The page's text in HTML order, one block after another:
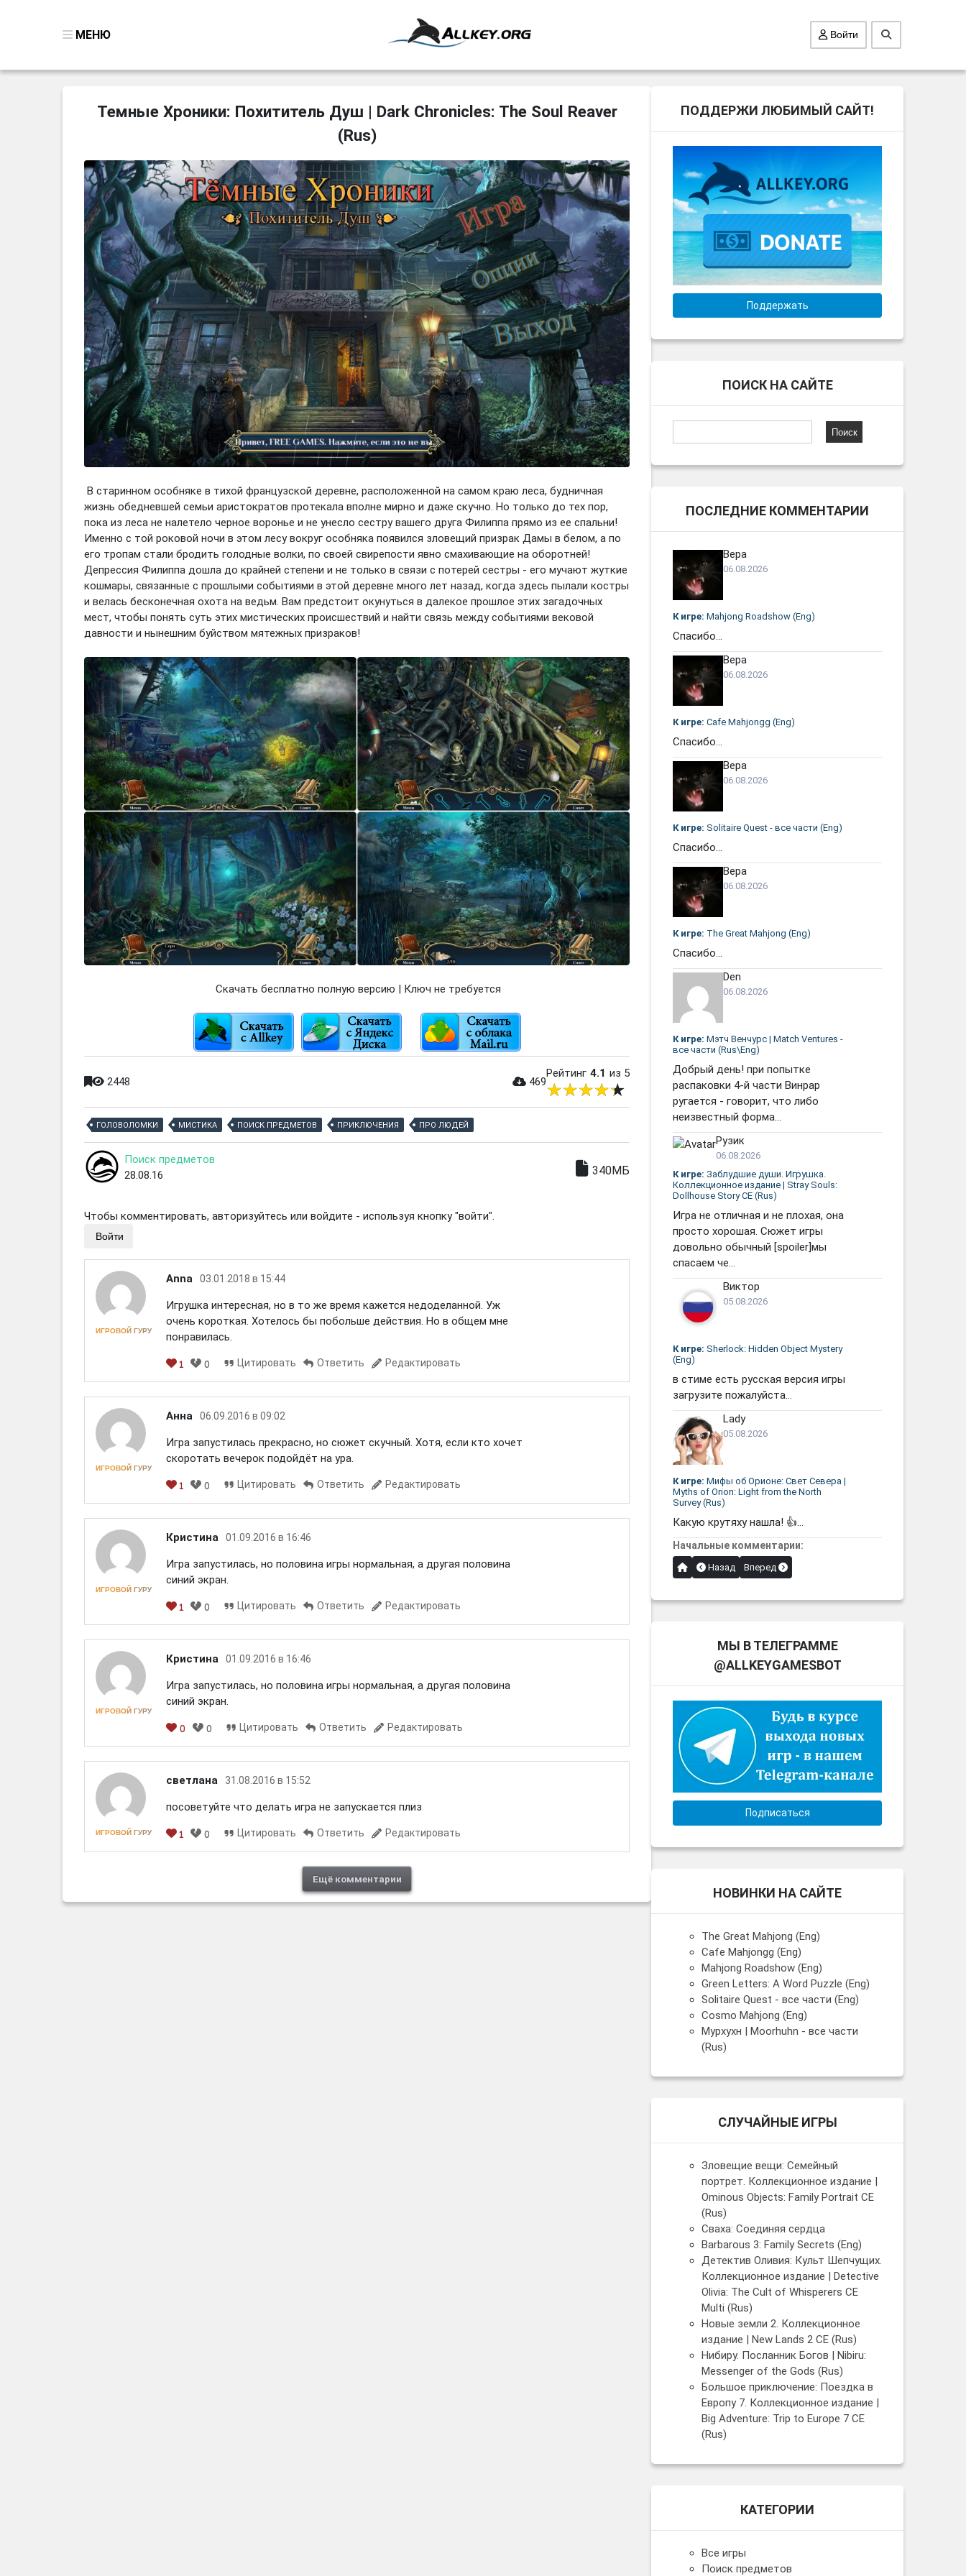
МЕНЮ
ПОИСК ПРЕДМЕТОВ
БИЗНЕС
ТРИ-В-РЯД
СТРАТЕГИИ
СТРЕЛЯЛКИ
КВЕСТ
КАК СКАЧАТЬ
НОВОСТИ
Войти
Темные Хроники: Похититель Душ | Dark Chronicles: The Soul Reaver
(Rus)
В старинном особняке в тихой французской деревне, расположенной на самом краю леса, будничная
жизнь обедневшей семьи аристократов протекала вполне мирно и даже скучно. Но только до тех пор,
пока из леса не налетело черное воронье и не унесло сестру вашего друга Филиппа прямо из ее спальни!
Именно с той роковой ночи в этом лесу вокруг особняка появился зловещий призрак Дамы в белом, а по
его тропам стали бродить голодные волки, по своей свирепости явно смахивающие на оборотней!
Депрессия Филиппа дошла до крайней степени и не только в связи с потерей сестры - его мучают жуткие
кошмары, связанные с прошлыми событиями в этой деревне много лет назад, когда здесь пылали костры
и велась бесконечная охота на ведьм. Вам предстоит окунуться в далекое прошлое этих загадочных
мест, чтобы понять суть этих мистических происшествий и найти связь между событиями вековой
давности и нынешним буйством мятежных призраков!
Скачать бесплатно полную версию | Ключ не требуется
2448 469
Рейтинг 4.1 из 5
ГОЛОВОЛОМКИ МИСТИКА ПОИСК ПРЕДМЕТОВ ПРИКЛЮЧЕНИЯ ПРО ЛЮДЕЙ
Поиск предметов
28.08.16
340МБ
Чтобы комментировать, авторизуйтесь или войдите - используя кнопку "войти".
Войти
ИГРОВОЙ ГУРУ
Anna 03.01.2018 в 15:44
Игрушка интересная, но в то же время кажется недоделанной. Уж
очень короткая. Хотелось бы побольше действия. Но в общем мне
понравилась.
1 0 Цитировать Ответить Редактировать
ИГРОВОЙ ГУРУ
Анна 06.09.2016 в 09:02
Игра запустилась прекрасно, но сюжет скучный. Хотя, если кто хочет
скоротать вечерок подойдёт на ура.
1 0 Цитировать Ответить Редактировать
ИГРОВОЙ ГУРУ
Кристина 01.09.2016 в 16:46
Игра запустилась, но половина игры нормальная, а другая половина
синий экран.
1 0 Цитировать Ответить Редактировать
ИГРОВОЙ ГУРУ
Кристина 01.09.2016 в 16:46
Игра запустилась, но половина игры нормальная, а другая половина
синий экран.
0 0 Цитировать Ответить Редактировать
ИГРОВОЙ ГУРУ
светлана 31.08.2016 в 15:52
посоветуйте что делать игра не запускается плиз
1 0 Цитировать Ответить Редактировать
Ещё комментарии
ПОДДЕРЖИ ЛЮБИМЫЙ САЙТ!
Поддержать
ПОИСК НА САЙТЕ
ПОСЛЕДНИЕ КОММЕНТАРИИ
Вера
06.08.2026
К игре: Mahjong Roadshow (Eng)
Спасибо...
Вера
06.08.2026
К игре: Cafe Mahjongg (Eng)
Спасибо...
Вера
06.08.2026
К игре: Solitaire Quest - все части (Eng)
Спасибо...
Вера
06.08.2026
К игре: The Great Mahjong (Eng)
Спасибо...
Den
06.08.2026
К игре: Мэтч Венчурс | Match Ventures -
все части (Rus\Eng)
Добрый день! при попытке
распаковки 4-й части Винрар
ругается - говорит, что либо
неизвестный форма...
Рузик
06.08.2026
К игре: Заблудшие души. Игрушка.
Коллекционное издание | Stray Souls:
Dollhouse Story CE (Rus)
Игра не отличная и не плохая, она
просто хорошая. Сюжет игры
довольно обычный [spoiler]мы
спасаем че...
Виктор
05.08.2026
К игре: Sherlock: Hidden Object Mystery
(Eng)
в стиме есть русская версия игры
загрузите пожалуйста...
Lady
05.08.2026
К игре: Мифы об Орионе: Свет Севера |
Myths of Orion: Light from the North
Survey (Rus)
Какую крутяху нашла! 👍...
Начальные комментарии:
Назад Вперед
МЫ В ТЕЛЕГРАММЕ
@ALLKEYGAMESBOT
Подписаться
НОВИНКИ НА САЙТЕ
The Great Mahjong (Eng)
Cafe Mahjongg (Eng)
Mahjong Roadshow (Eng)
Green Letters: A Word Puzzle (Eng)
Solitaire Quest - все части (Eng)
Cosmo Mahjong (Eng)
Мурхухн | Moorhuhn - все части
(Rus)
СЛУЧАЙНЫЕ ИГРЫ
Зловещие вещи: Семейный
портрет. Коллекционное издание |
Ominous Objects: Family Portrait CE
(Rus)
Сваха: Соединяя сердца
Barbarous 3: Family Secrets (Eng)
Детектив Оливия: Культ Шепчущих.
Коллекционное издание | Detective
Olivia: The Cult of Whisperers CE
Multi (Rus)
Новые земли 2. Коллекционное
издание | New Lands 2 CE (Rus)
Нибиру. Посланник Богов | Nibiru:
Messenger of the Gods (Rus)
Большое приключение: Поездка в
Европу 7. Коллекционное издание |
Big Adventure: Trip to Europe 7 CE
(Rus)
КАТЕГОРИИ
Все игры
Поиск предметов